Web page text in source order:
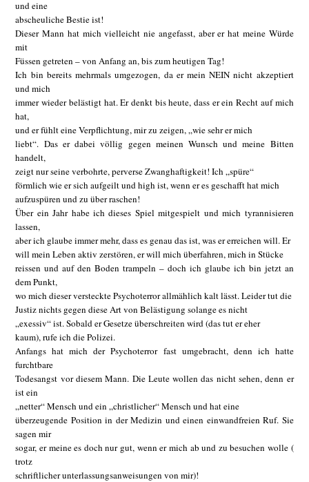
und eine
abscheuliche Bestie ist!
Dieser Mann hat mich vielleicht nie angefasst, aber er hat meine Würde
mit
Füssen getreten – von Anfang an, bis zum heutigen Tag!
Ich bin bereits mehrmals umgezogen, da er mein NEIN nicht akzeptiert
und mich
immer wieder belästigt hat. Er denkt bis heute, dass er ein Recht auf mich
hat,
und er fühlt eine Verpflichtung, mir zu zeigen, „wie sehr er mich
liebt“. Das er dabei völlig gegen meinen Wunsch und meine Bitten
handelt,
zeigt nur seine verbohrte, perverse Zwanghaftigkeit! Ich „spüre“
förmlich wie er sich aufgeilt und high ist, wenn er es geschafft hat mich
aufzuspüren und zu über raschen!
Über ein Jahr habe ich dieses Spiel mitgespielt und mich tyrannisieren
lassen,
aber ich glaube immer mehr, dass es genau das ist, was er erreichen will. Er
will mein Leben aktiv zerstören, er will mich überfahren, mich in Stücke
reissen und auf den Boden trampeln – doch ich glaube ich bin jetzt an
dem Punkt,
wo mich dieser versteckte Psychoterror allmählich kalt lässt. Leider tut die
Justiz nichts gegen diese Art von Belästigung solange es nicht
„exessiv“ ist. Sobald er Gesetze überschreiten wird (das tut er eher
kaum), rufe ich die Polizei.
Anfangs hat mich der Psychoterror fast umgebracht, denn ich hatte
furchtbare
Todesangst vor diesem Mann. Die Leute wollen das nicht sehen, denn er
ist ein
„netter“ Mensch und ein „christlicher“ Mensch und hat eine
überzeugende Position in der Medizin und einen einwandfreien Ruf. Sie
sagen mir
sogar, er meine es doch nur gut, wenn er mich ab und zu besuchen wolle (
trotz
schriftlicher unterlassungsanweisungen von mir)!